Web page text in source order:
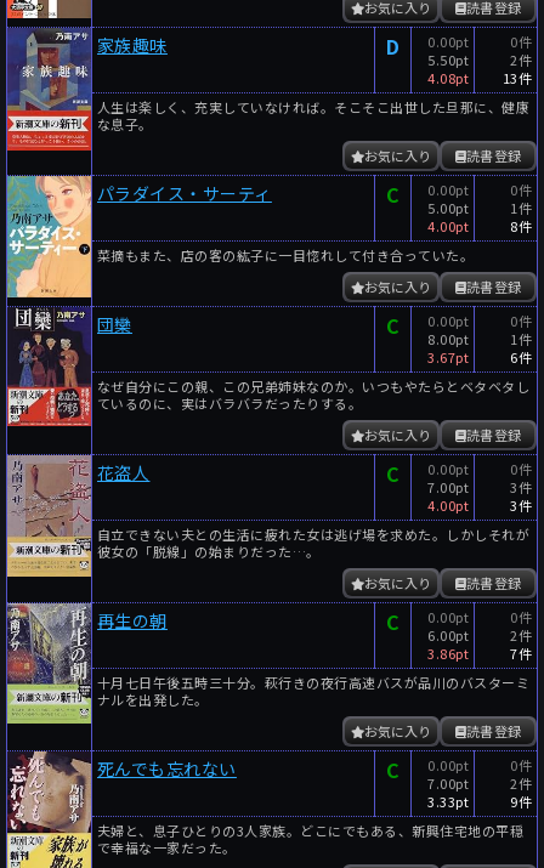
読書登録
お気に入り
家族趣味 D
0.00pt
5.50pt
4.08pt
0件
2件
13件
人生は楽しく、充実していなければ。そこそこ出世した旦那に、健康
な息子。
読書登録
お気に入り
パラダイス・サーティ C
0.00pt
5.00pt
4.00pt
0件
1件
8件
菜摘もまた、店の客の紘子に一目惚れして付き合っていた。
読書登録
お気に入り
団欒 C
0.00pt
8.00pt
3.67pt
0件
1件
6件
なぜ自分にこの親、この兄弟姉妹なのか。いつもやたらとベタベタし
ているのに、実はバラバラだったりする。
読書登録
お気に入り
花盗人 C
0.00pt
7.00pt
4.00pt
0件
3件
3件
自立できない夫との生活に疲れた女は逃げ場を求めた。しかしそれが
彼女の「脱線」の始まりだった…。
読書登録
お気に入り
再生の朝 C
0.00pt
6.00pt
3.86pt
0件
2件
7件
十月七日午後五時三十分。萩行きの夜行高速バスが品川のバスターミ
ナルを出発した。
読書登録
お気に入り
死んでも忘れない C
0.00pt
7.00pt
3.33pt
0件
2件
9件
夫婦と、息子ひとりの3人家族。どこにでもある、新興住宅地の平穏
で幸福な一家だった。